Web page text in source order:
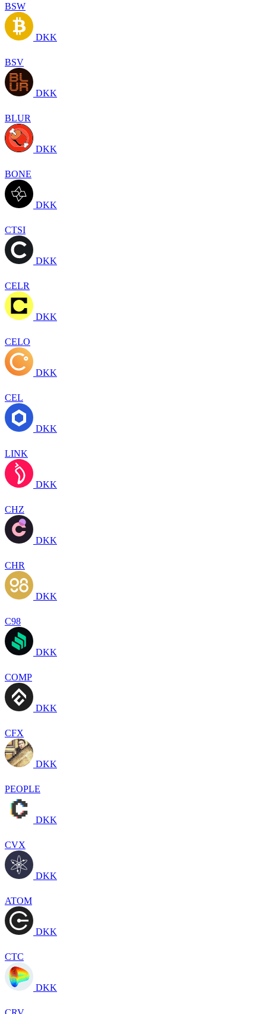
BSW
DKK
BSV
DKK
BLUR
DKK
BONE
DKK
CTSI
DKK
CELR
DKK
CELO
DKK
CEL
DKK
LINK
DKK
CHZ
DKK
CHR
DKK
C98
DKK
COMP
DKK
CFX
DKK
PEOPLE
DKK
CVX
DKK
ATOM
DKK
CTC
DKK